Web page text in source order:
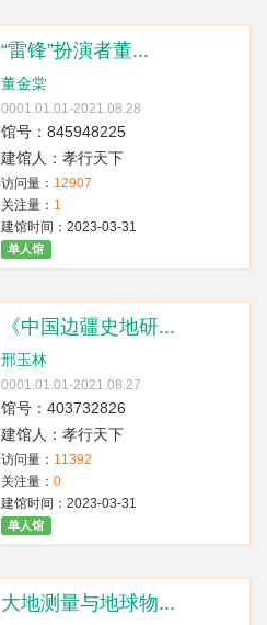
“雷锋”扮演者董...
董金棠
0001.01.01-2021.08.28
馆号：845948225
建馆人：孝行天下
访问量： 12907
关注量： 1
建馆时间：2023-03-31
单人馆
《中国边疆史地研...
邢玉林
0001.01.01-2021.08.27
馆号：403732826
建馆人：孝行天下
访问量： 11392
关注量： 0
建馆时间：2023-03-31
单人馆
大地测量与地球物...